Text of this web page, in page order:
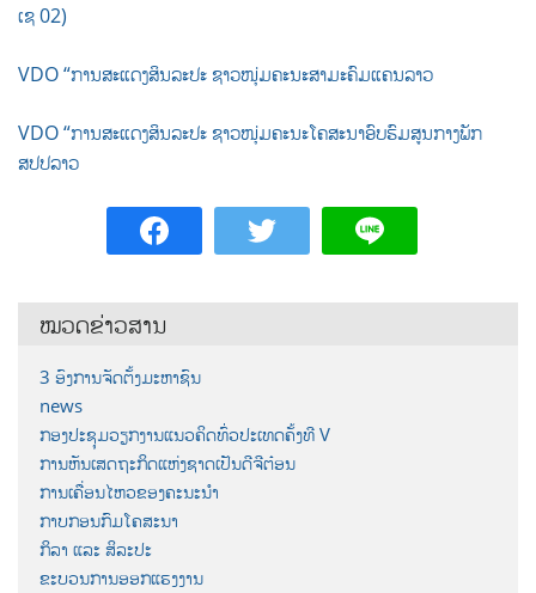
ເຊ 02)
VDO “ການສະແດງສິນລະປະ ຊາວໜຸ່ມຄະນະສາມະຄົມແຄນລາວ
VDO “ການສະແດງສິນລະປະ ຊາວໜຸ່ມຄະນະໂຄສະນາອົບຮົມສູນກາງພັກ
ສປປລາວ
ໝວດຂ່າວສານ
3 ອົງການຈັດຕັ້ງມະຫາຊົນ
news
ກອງປະຊຸມວຽກງານແນວຄິດທົ່ວປະເທດຄັ້ງທີ V
ການຫັນເສດຖະກິດແຫ່ງຊາດເປັນດີຈີຕ໋ອນ
ການເຄື່ອນໄຫວຂອງຄະນະນຳ
ກາບກອນກົມໂຄສະນາ
ກິລາ ແລະ ສິລະປະ
ຂະບວນການອອກແຮງງານ